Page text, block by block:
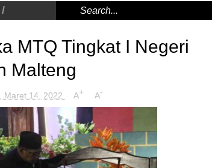
/
MTQ Tingkat I Negeri
Malteng
Maret 14, 2022 A+ A-